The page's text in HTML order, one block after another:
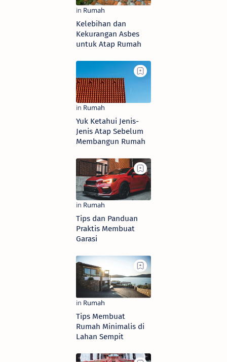
Kelebihan dan
Kekurangan Asbes
untuk Atap Rumah
Yuk Ketahui Jenis-
Jenis Atap Sebelum
Membangun Rumah
Tips dan Panduan
Praktis Membuat
Garasi
Tips Membuat
Rumah Minimalis di
Lahan Sempit